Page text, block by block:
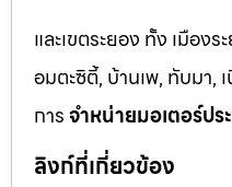
และเขตระยอง ทั้ง เมือ
อมตะซิตี้, บ้านเพ, ทับมา,
การจำหน่ายมอเตอร์ปร
ลิงก์ที่เกี่ยวข้อง